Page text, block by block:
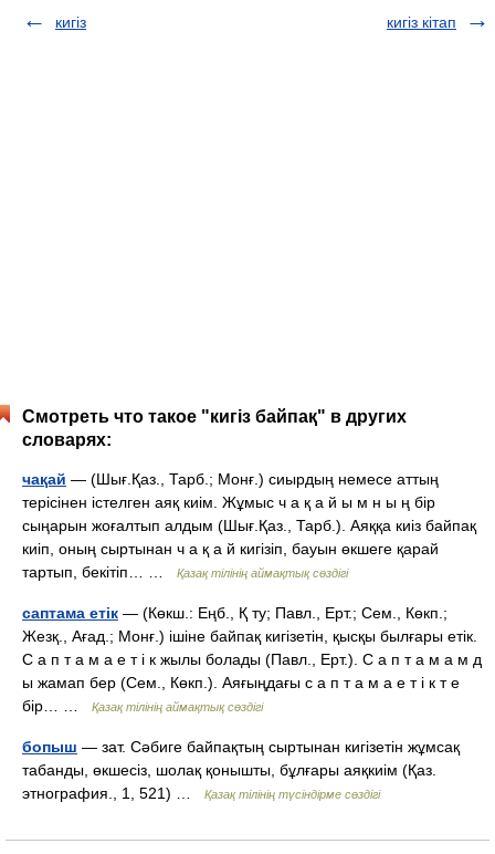
кигіз
кигіз кітап
Смотреть что такое "кигіз байпақ" в других
словарях:
чақай — (Шығ.Қаз., Тарб.; Монғ.) сиырдың немесе аттың
терісінен істелген аяқ киім. Жұмыс ч а қ а й ы м н ы ң бір
сыңарын жоғалтып алдым (Шығ.Қаз., Тарб.). Аяққа киіз байпақ
киіп, оның сыртынан ч а қ а й кигізіп, бауын өкшеге қарай
тартып, бекітіп… …
Қазақ тілінің аймақтық сөздігі
саптама етік — (Көкш.: Еңб., Қ ту; Павл., Ерт.; Сем., Көкп.;
Жезқ., Ағад.; Монғ.) ішіне байпақ кигізетін, қысқы былғары етік.
С а п т а м а е т і к жылы болады (Павл., Ерт.). С а п т а м а м д
ы жамап бер (Сем., Көкп.). Аяғыңдағы с а п т а м а е т і к т е
бір… …
Қазақ тілінің аймақтық сөздігі
бопыш — зат. Сәбиге байпақтың сыртынан кигізетін жұмсақ
табанды, өкшесіз, шолақ қонышты, бұлғары аяқкиім (Қаз.
этнография., 1, 521) …
Қазақ тілінің түсіндірме сөздігі